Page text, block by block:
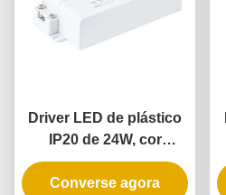
Driver LED de plástico
IP20 de 24W, cor
branca, com tensão
constante para
Converse agora